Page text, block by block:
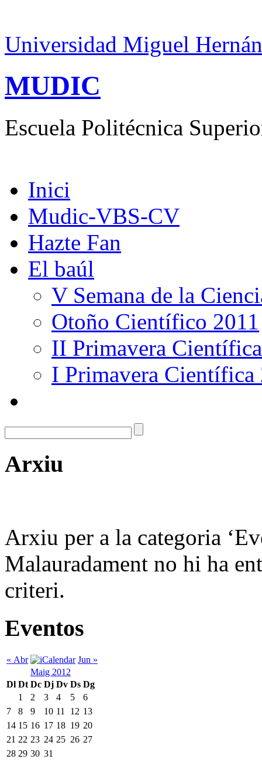
Universidad Miguel
MUDIC
Escuela Politécnica
Inici
Mudic-VBS-CV
Hazte Fan
El baúl
V Semana de la
Otoño Científico 2011
II Primavera Científica
I Primavera Científica
Arxiu
Arxiu per a la categoria
Malauradament no hi ha
criteri.
Eventos
« Abr
Jun »
Maig 2012
Dl Dt Dc Dj Dv Ds Dg
1
2 3 4 5
6
7
8 9 10 11 12 13
14 15 16 17 18 19 20
21 22 23 24 25 26 27
28 29 30 31